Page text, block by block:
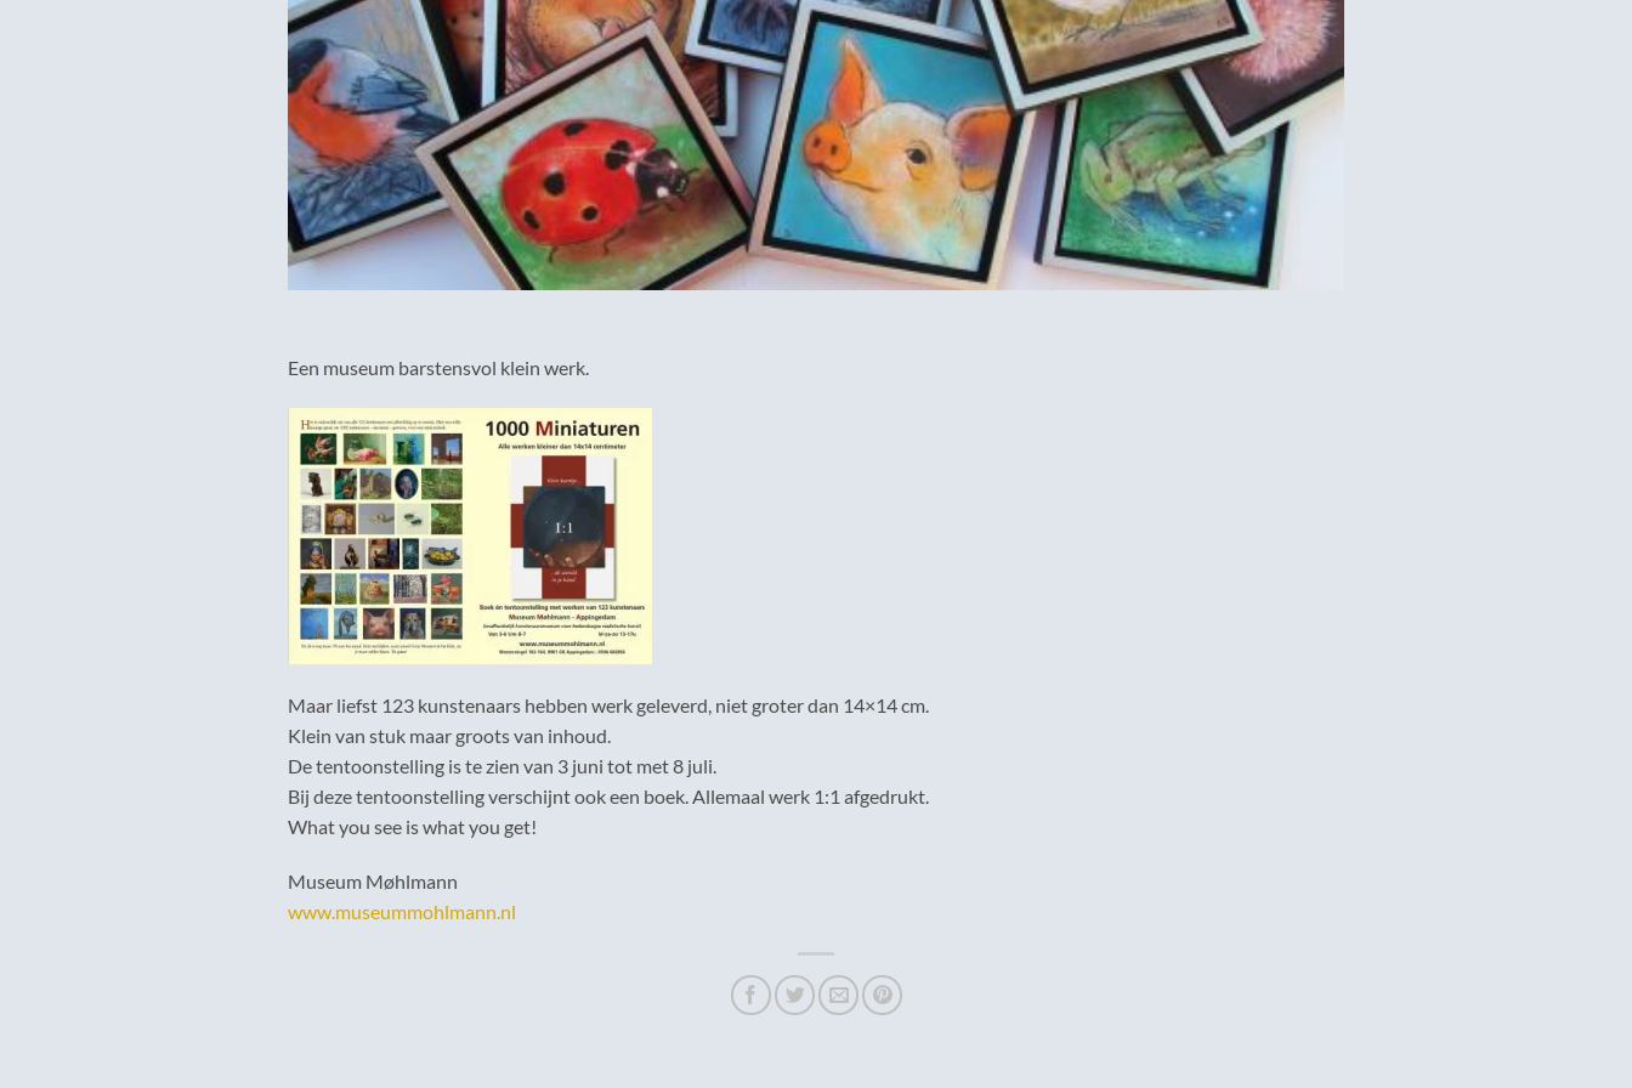
Een museum barstensvol klein werk.
Maar liefst 123 kunstenaars hebben werk geleverd, niet groter dan 14×14 cm.
Klein van stuk maar groots van inhoud.
De tentoonstelling is te zien van 3 juni tot met 8 juli.
Bij deze tentoonstelling verschijnt ook een boek. Allemaal werk 1:1 afgedrukt.
What you see is what you get!
Museum Møhlmann
www.museummohlmann.nl